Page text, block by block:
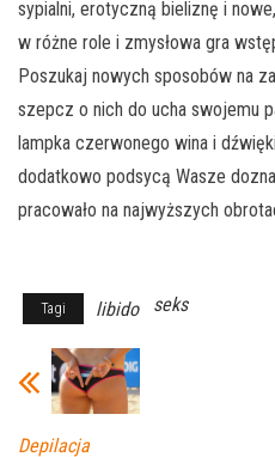
sypialni, erotyczną bieliznę i
w różne role i zmysłowa gra
Poszukaj nowych sposobów na
szepcz o nich do ucha swojemu
lampka czerwonego wina i
dodatkowo podsycą Wasze
pracowało na najwyższych
Tagi libido seks
Depilacja